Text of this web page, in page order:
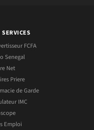
SERVICES
FCFA
Senegal
Net
Priere
de Garde
IMC
Emploi